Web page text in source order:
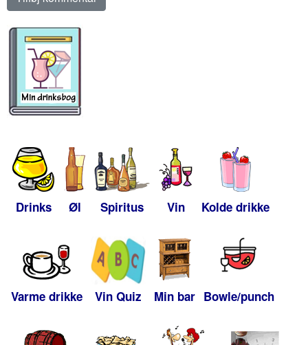
Drinks Øl Spiritus Vin Kolde drikke
Varme drikke Vin Quiz Min bar Bowle/punch